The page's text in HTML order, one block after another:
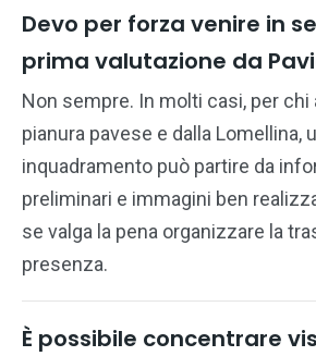
Devo per forza venire in
prima valutazione da
Non sempre. In molti casi, per chi
pianura pavese e dalla Lomellina,
inquadramento può partire da
preliminari e immagini ben
se valga la pena organizzare la
presenza.
È possibile concentrare